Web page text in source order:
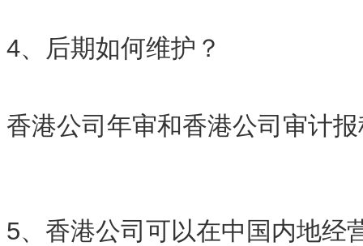
4、后期如何维护？
香港公司年审和香港公司审计
5、香港公司可以在中国内地经